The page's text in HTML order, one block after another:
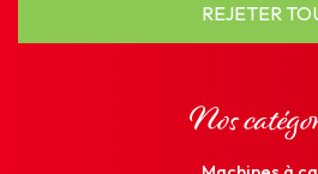
REJETER
Nos